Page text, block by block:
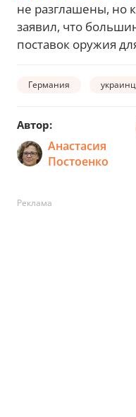
не разглашены, но
заявил, что
поставок оружия
Германия
Автор:
Анастасия
Постоенко
Реклама